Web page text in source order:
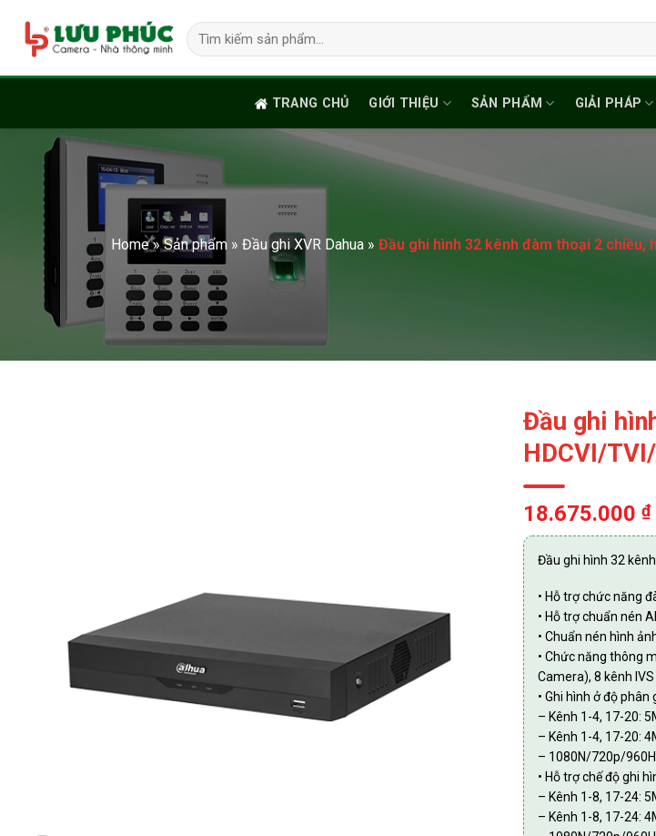
content
Tìm
kiếm:
TRANG CHỦ GIỚI THIỆU SẢN PHẨM GIẢI PHÁP
Home»Sản phẩm » Đầu ghi XVR Dahua» Đầu ghi hình 32 kênh đàm thoại 2 chiều,
Đầu ghi
HDCVI/
18.675.000 ₫
Đầu ghi hình 32
• Hỗ trợ chức năng
• Hỗ trợ chuẩn nén
• Chuẩn nén hình
• Chức năng thông
Camera), 8 kênh
• Ghi hình ở độ phân
– Kênh 1-4, 17-20:
– Kênh 1-4, 17-20:
– 1080N/720p/
• Hỗ trợ chế độ ghi
– Kênh 1-8, 17-24:
– Kênh 1-8, 17-24: